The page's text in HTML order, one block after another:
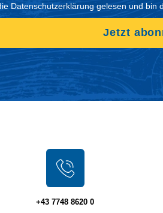
Datenschutzerklärung gelesen und bin
Jetzt
+43 7748 8620 0